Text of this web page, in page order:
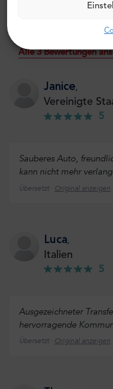
Reisende
Alle 3 Bewertungen
Janice,
Vereinigte
5
Sauberes Auto,
kann nicht mehr
Übersetzt · Original anzeigen
Luca,
Italien
5
Ausgezeichneter
hervorragende
Übersetzt · Original anzeigen